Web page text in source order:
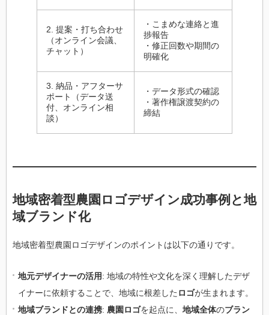
2. 提案・打ち合わせ
（オンライン会議、
チャット）
・こまめな連絡と進
捗報告
・修正回数や期間の
明確化
3. 納品・アフターサ
ポート（データ送
付、オンライン相
談）
・データ形式の確認
・著作権譲渡契約の
締結
地域密着型農園ロゴデザイン成功事例と地
域ブランド化
地域密着型農園ロゴデザインのポイントは以下の通りです。
地元デザイナーの活用: 地域の特性や文化を深く理解したデザ
イナーに依頼することで、地域に根差した ロゴが生まれます。
地域ブランドとの連携: 農園ロゴを起点に、 地域全体のブラン